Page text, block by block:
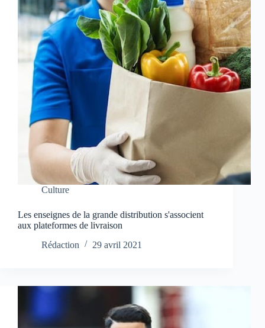
Culture
Les enseignes de la grande distribution s'associent
aux plateformes de livraison
Rédaction
29 avril 2021